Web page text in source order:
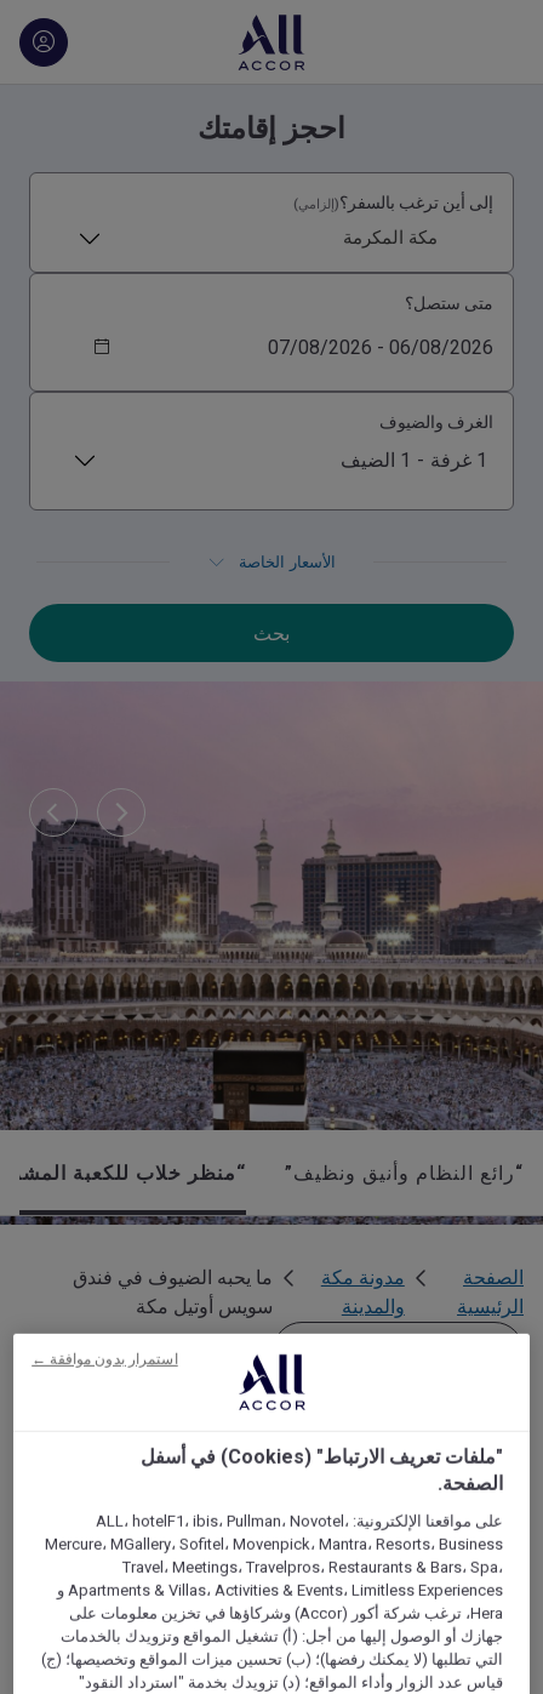
احجز إقامتك
إلى أين ترغب بالسفر؟(إلزامي)
مكة المكرمة
متى ستصل؟
الغرف والضيوف
1 غرفة - 1 الضيف
الأسعار الخاصة
“رائع النظام وأنيق ونظيف” “منظر خلاب للكعبة
الصفحة
الرئيسية
مدونة مكة
والمدينة
ما يحبه الضيوف في فندق
سويس أوتيل مكة
ما يحبه الضيوف في فندق
سويس أوتيل مكة
لا يزال أول سويس أوتيل في الشرق الأوسط يحافظ على معايير
الخدمة والنظافة ، كواحد من أكثر الفنادق شعبية في مكة
المكرمة،. الدليل: هذه التعليقات التالية للضيوف!
"ملفات تعريف الارتباط" (Cookies) في أسفل
الصفحة.
على مواقعنا الإلكترونية: ALL، hotelF1، ibis، Pullman، Novotel،
Mercure، MGallery، Sofitel، Movenpick، Mantra، Resorts، Business
Travel، Meetings، Travelpros، Restaurants & Bars، Spa،
Apartments & Villas، Activities & Events، Limitless Experiences و
Hera، ترغب شركة أكور (Accor) وشركاؤها في تخزين معلومات على
جهازك أو الوصول إليها من أجل: (أ) تشغيل المواقع وتزويدك بالخدمات
التي تطلبها (لا يمكنك رفضها)؛ (ب) تحسين ميزات المواقع وتخصيصها؛ (ج)
قياس عدد الزوار وأداء المواقع؛ (د) تزويدك بخدمة "استرداد النقود"
استمرار بدون موافقة ←